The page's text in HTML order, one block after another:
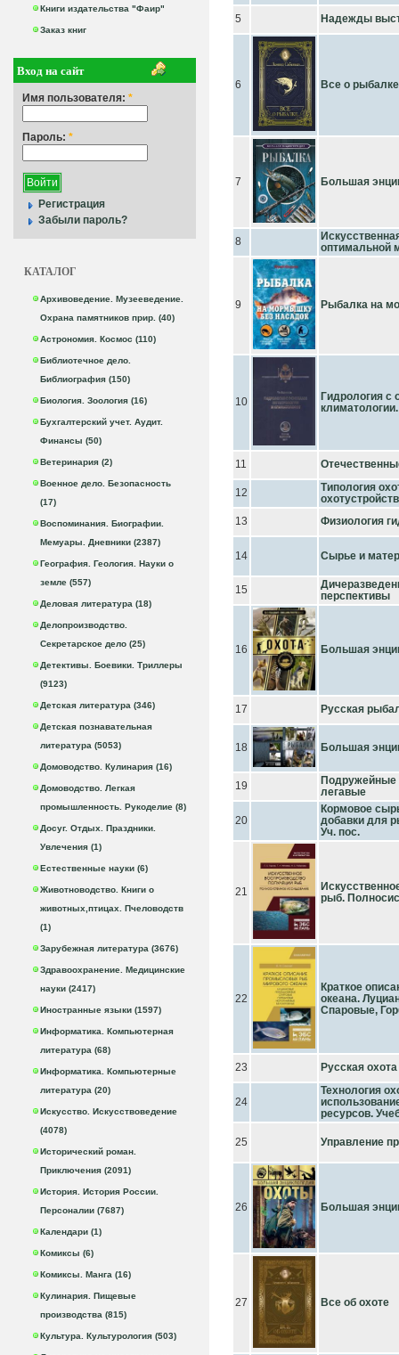
Книги издательства "Фаир"
Заказ книг
Вход на сайт
Имя пользователя: *
Пароль: *
Регистрация
Забыли пароль?
КАТАЛОГ
Архивоведение. Музееведение.
Охрана памятников прир. (40)
Астрономия. Космос (110)
Библиотечное дело.
Библиография (150)
Биология. Зоология (16)
Бухгалтерский учет. Аудит.
Финансы (50)
Ветеринария (2)
Военное дело. Безопасность
(17)
Воспоминания. Биографии.
Мемуары. Дневники (2387)
География. Геология. Науки о
земле (557)
Деловая литература (18)
Делопроизводство.
Секретарское дело (25)
Детективы. Боевики. Триллеры
(9123)
Детская литература (346)
Детская познавательная
литература (5053)
Домоводство. Кулинария (16)
Домоводство. Легкая
промышленность. Рукоделие (8)
Досуг. Отдых. Праздники.
Увлечения (1)
Естественные науки (6)
Животноводство. Книги о
животных,птицах. Пчеловодств
(1)
Зарубежная литература (3676)
Здравоохранение. Медицинские
науки (2417)
Иностранные языки (1597)
Информатика. Компьютерная
литература (68)
Информатика. Компьютерные
литература (20)
Искусство. Искусствоведение
(4078)
Исторический роман.
Приключения (2091)
История. История России.
Персоналии (7687)
Календари (1)
Комиксы (6)
Комиксы. Манга (16)
Кулинария. Пищевые
производства (815)
Культура. Культурология (503)
5 Надежды
6 Все о рыбалке
7 Большая
8
оптимальной
9 Рыбалка на
10
Гидрология с
11
12
Типология
13
Физиология
14 Сырье и
15
перспективы
16 Большая
17 Русская
18 Большая
19
Подружейные
легавые
20
Кормовое
добавки для
Уч. пос.
21
рыб.
22
Краткое
океана.
Спаровые,
23 Русская охота
24
Технология
ресурсов.
25 Управление
26 Большая
27 Все об охоте